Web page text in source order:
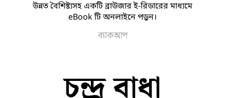
উন্নত বৈশিষ্ট্যসহ একটি ব্রাউজার ই-রিডারের মাধ্যমে
eBook টি অনলাইনে পড়ুন।
ব্যাকআপ